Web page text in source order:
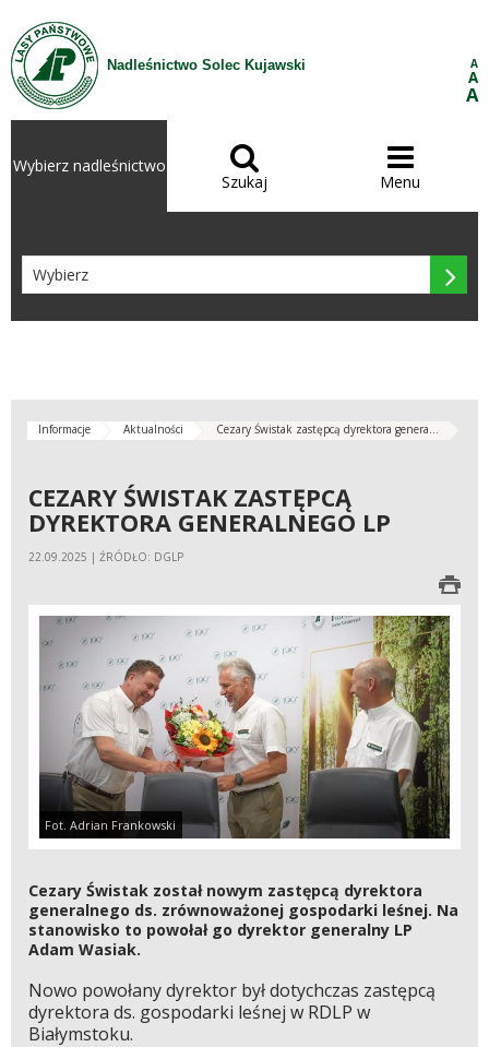
Przejdź do treści
Nadleśnictwo Solec Kujawski A
A
A
Wybierz nadleśnictwo 
Szukaj

Menu

Informacje Aktualności Cezary Świstak zastępcą dyrektora genera...
CEZARY ŚWISTAK ZASTĘPCĄ
DYREKTORA GENERALNEGO LP
22.09.2025 | ŹRÓDŁO: DGLP
Fot. Adrian Frankowski
Cezary Świstak został nowym zastępcą dyrektora
generalnego ds. zrównoważonej gospodarki leśnej. Na
stanowisko to powołał go dyrektor generalny LP
Adam Wasiak.
Nowo powołany dyrektor był dotychczas zastępcą
dyrektora ds. gospodarki leśnej w RDLP w
Białymstoku.